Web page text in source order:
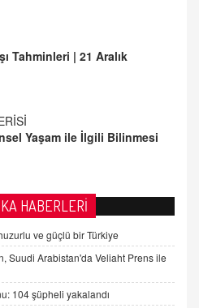
Yaşam ile İlgili Bilinmesi
DOĞAN
korunması ve dijital hukukun
Hangi Önlemler Alınmalı?
HABERLERİ
ve güçlü bir Türkiye
Suudi Arabistan'da Veliaht Prens ile
104 şüpheli yakalandı